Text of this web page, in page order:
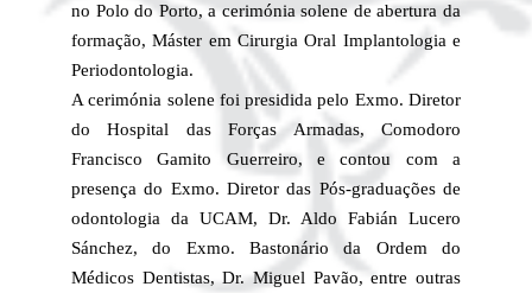
no Polo do Porto, a cerimónia solene de abertura da
formação, Máster em Cirurgia Oral Implantologia e
Periodontologia.
A cerimónia solene foi presidida pelo Exmo. Diretor
do Hospital das Forças Armadas, Comodoro
Francisco Gamito Guerreiro, e contou com a
presença do Exmo. Diretor das Pós-graduações de
odontologia da UCAM, Dr. Aldo Fabián Lucero
Sánchez, do Exmo. Bastonário da Ordem do
Médicos Dentistas, Dr. Miguel Pavão, entre outras